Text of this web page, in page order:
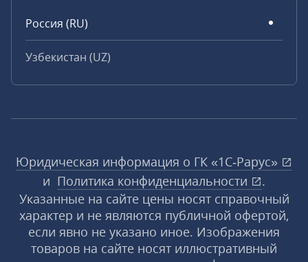
Россия (RU)
Узбекистан (UZ)
Юридическая информация о ГК «1С‑Рарус»
и Политика конфиденциальности
.
Указанные на сайте цены носят справочный
характер и не являются публичной офертой,
если явно не указано иное. Изображения
товаров на сайте носят иллюстративный